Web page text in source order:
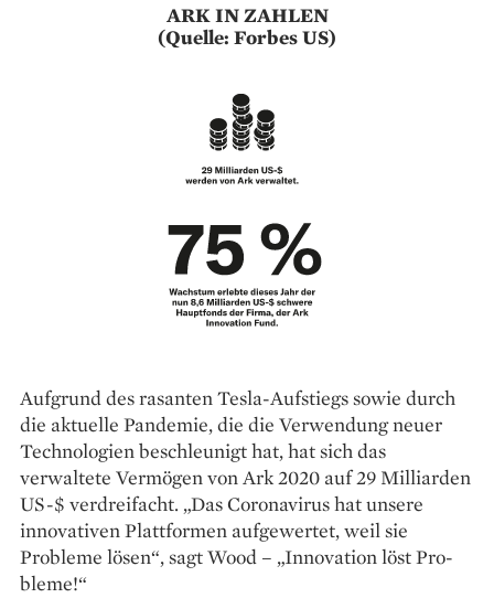
ARK IN ZAHLEN
(Quelle: Forbes US)
Aufgrund des rasanten Tesla-Aufstiegs sowie durch
die ­aktuelle Pandemie, die die Verwendung neuer
Technologien beschleunigt hat, hat sich das
verwaltete Vermögen von Ark 2020 auf 29 Milliarden
US-$ verdreifacht. „Das Corona­virus hat unsere
innovativen Plattformen aufgewertet, weil sie
Probleme ­lösen“, sagt Wood – „Innovation löst Pro­
bleme!“